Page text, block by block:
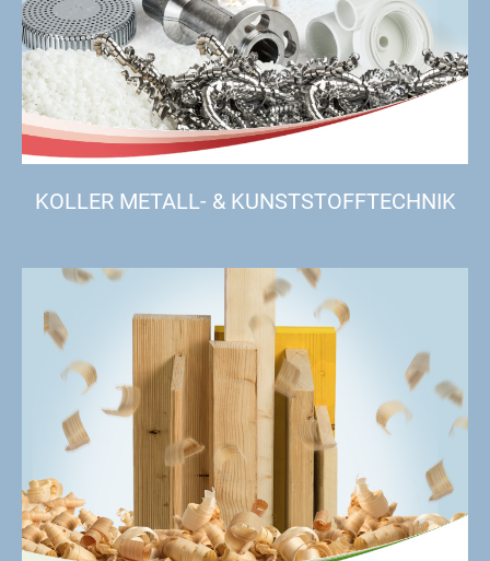
KOLLER METALL- & KUNSTSTOFFTECHNIK